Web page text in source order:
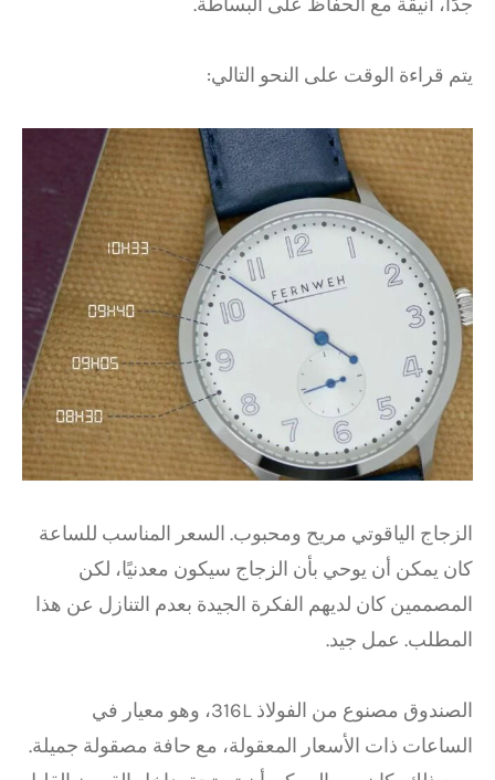
يتم قراءة الوقت على النحو التالي:
الزجاج الياقوتي مريح ومحبوب. السعر المناسب للساعة
كان يمكن أن يوحي بأن الزجاج سيكون معدنيًا، لكن
المصممين كان لديهم الفكرة الجيدة بعدم التنازل عن هذا
المطلب. عمل جيد.
الصندوق مصنوع من الفولاذ 316L، وهو معيار في
الساعات ذات الأسعار المعقولة، مع حافة مصقولة جميلة.